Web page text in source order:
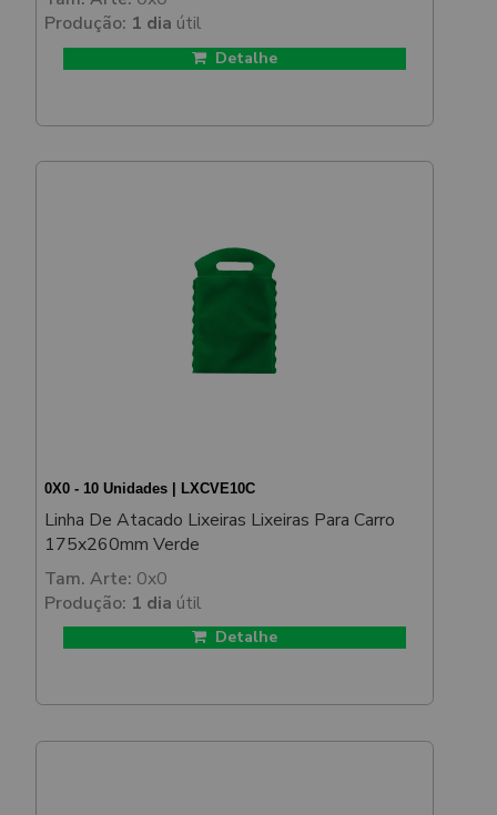
Produção: 1 dia útil
Detalhe
0X0 - 10 Unidades | LXCVE10C
Linha De Atacado Lixeiras Lixeiras Para Carro
175x260mm Verde
Tam. Arte: 0x0
Produção: 1 dia útil
Detalhe